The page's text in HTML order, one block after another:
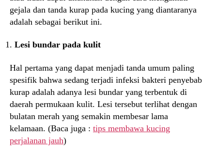
gejala dan tanda kurap pada kucing yang diantaranya
adalah sebagai berikut ini.
Lesi bundar pada kulit
Hal pertama yang dapat menjadi tanda umum paling
spesifik bahwa sedang terjadi infeksi bakteri penyebab
kurap adalah adanya lesi bundar yang terbentuk di
daerah permukaan kulit. Lesi tersebut terlihat dengan
bulatan merah yang semakin membesar lama
kelamaan. (Baca juga : tips membawa kucing
perjalanan jauh)